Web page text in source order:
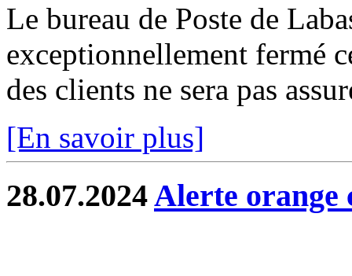
Le bureau de Poste de
exceptionnellement fermé
des clients ne sera pas
[En savoir plus]
28.07.2024Alerte orange